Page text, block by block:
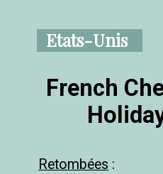
Etats-Unis
French
Retombées :